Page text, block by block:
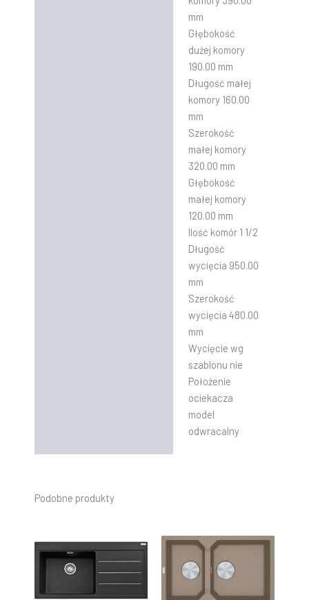
mm
Głębokość
dużej komory
190.00 mm
Długość małej
komory 160.00
mm
Szerokość
małej komory
320.00 mm
Głębokość
małej komory
120.00 mm
Ilość komór 1 1/2
Długość
wycięcia 950.00
mm
Szerokość
wycięcia 480.00
mm
Wycięcie wg
szablonu nie
Położenie
ociekacza
model
odwracalny
Podobne produkty